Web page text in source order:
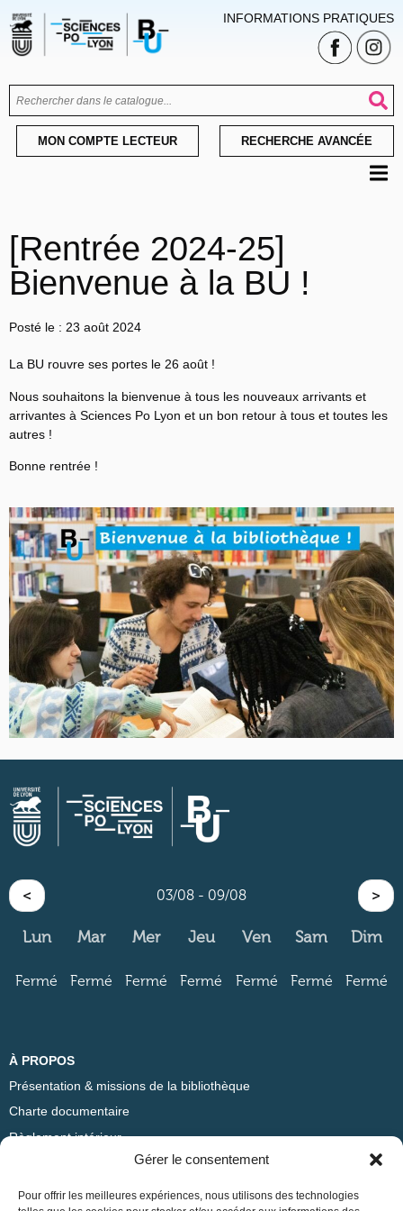
Gérer le consentement
Pour offrir les meilleures expériences, nous utilisons des technologies
INFORMATIONS PRATIQUES
MON COMPTE LECTEUR RECHERCHE AVANCÉE
[Rentrée 2024-25]
Bienvenue à la BU !
Posté le : 23 août 2024
La BU rouvre ses portes le 26 août !
Nous souhaitons la bienvenue à tous les nouveaux arrivants et
arrivantes à Sciences Po Lyon et un bon retour à tous et toutes les
autres !
Bonne rentrée !
>
< 03/08 - 09/08
Lun
Fermé
Mar
Fermé
Mer
Fermé
Jeu
Fermé
Ven
Fermé
Sam
Fermé
Dim
Fermé
À PROPOS
Présentation & missions de la bibliothèque
Charte documentaire
Règlement intérieur